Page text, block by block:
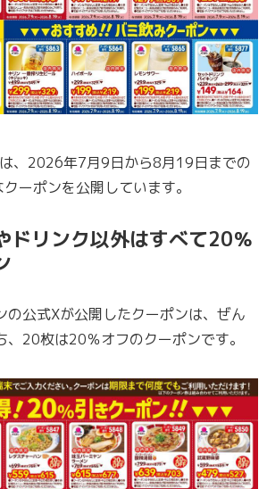
、2026年7月9日から8月19日までの
ーポンを公開しています。
ドリンク以外はすべて20％
の公式Xが公開したクーポンは、ぜん
20枚は20％オフのクーポンです。